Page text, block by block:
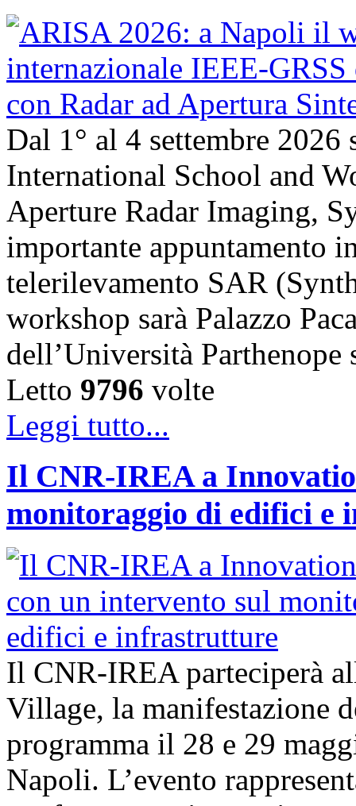
Dal 1° al 4 settembre
International School and
Aperture Radar Imaging,
importante appuntamento
telerilevamento SAR
workshop sarà Palazzo
dell’Università
Letto 9796 volte
Leggi tutto...
Il CNR-IREA a
monitoraggio di edifici e
Il CNR-IREA parteciperà
Village, la manifestazione
programma il 28 e 29
Napoli. L’evento